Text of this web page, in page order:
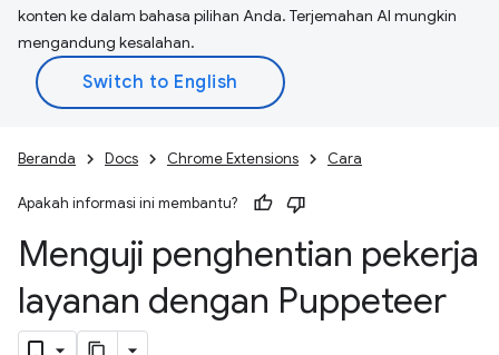
konten ke dalam bahasa pilihan Anda. Terjemahan AI mungkin
mengandung kesalahan.
Beranda Docs Chrome Extensions Cara
Apakah informasi ini membantu?
Menguji penghentian pekerja
layanan dengan Puppeteer